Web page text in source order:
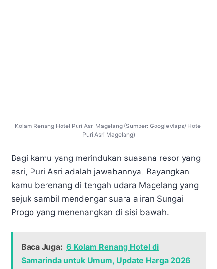
Kolam Renang Hotel Puri Asri Magelang (Sumber: GoogleMaps/ Hotel
Puri Asri Magelang)
Bagi kamu yang merindukan suasana resor yang
asri, Puri Asri adalah jawabannya. Bayangkan
kamu berenang di tengah udara Magelang yang
sejuk sambil mendengar suara aliran Sungai
Progo yang menenangkan di sisi bawah.
Baca Juga: 6 Kolam Renang Hotel di
Samarinda untuk Umum, Update Harga 2026